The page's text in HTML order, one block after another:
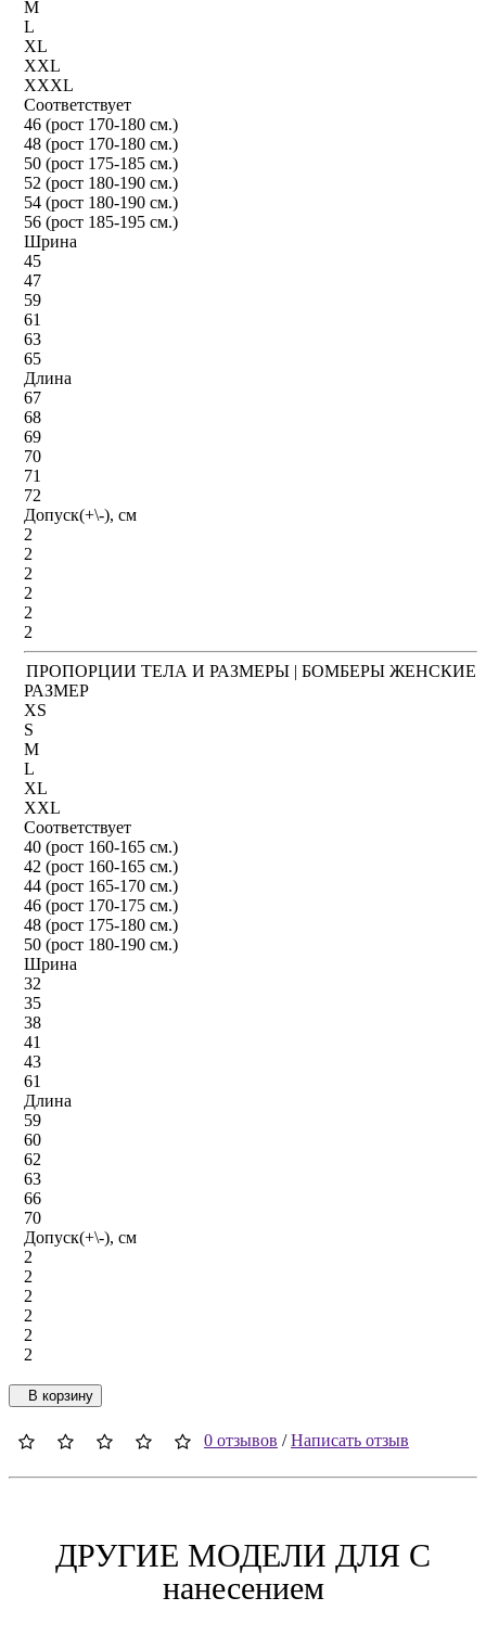
M
L
XL
XXL
XXXL
Соответствует
46 (рост 170-180 см.)
48 (рост 170-180 см.)
50 (рост 175-185 см.)
52 (рост 180-190 см.)
54 (рост 180-190 см.)
56 (рост 185-195 см.)
Шрина
45
47
59
61
63
65
Длина
67
68
69
70
71
72
Допуск(+\-), см
2
2
2
2
2
2
ПРОПОРЦИИ ТЕЛА И РАЗМЕРЫ | БОМБЕРЫ ЖЕНСКИЕ
РАЗМЕР
XS
S
M
L
XL
XXL
Соответствует
40 (рост 160-165 см.)
42 (рост 160-165 см.)
44 (рост 165-170 см.)
46 (рост 170-175 см.)
48 (рост 175-180 см.)
50 (рост 180-190 см.)
Шрина
32
35
38
41
43
61
Длина
59
60
62
63
66
70
Допуск(+\-), см
2
2
2
2
2
2
В корзину
0 отзывов /Написать отзыв
ДРУГИЕ МОДЕЛИ ДЛЯ C
нанесением